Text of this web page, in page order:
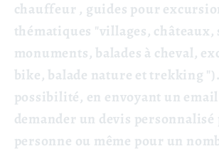
chauffeur , guides pour
thématiques "villages, châteaux,
monuments, balades à cheval,
bike, balade nature et trekking
possibilité, en envoyant un
demander un devis personnalisé
personne ou même pour un